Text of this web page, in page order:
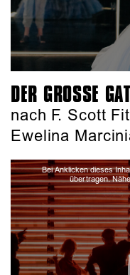
DER GROSSE
nach F. Scott
Ewelina
Bei Anklicken dieses
übertragen.